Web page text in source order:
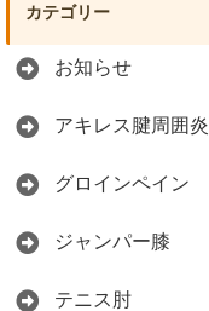
カテゴリー
お知らせ
アキレス腱周囲炎
グロインペイン
ジャンパー膝
テニス肘